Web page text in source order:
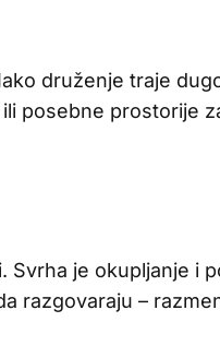
druženje traje
posebne prostorije
Svrha je okupljanje i
razgovaraju –